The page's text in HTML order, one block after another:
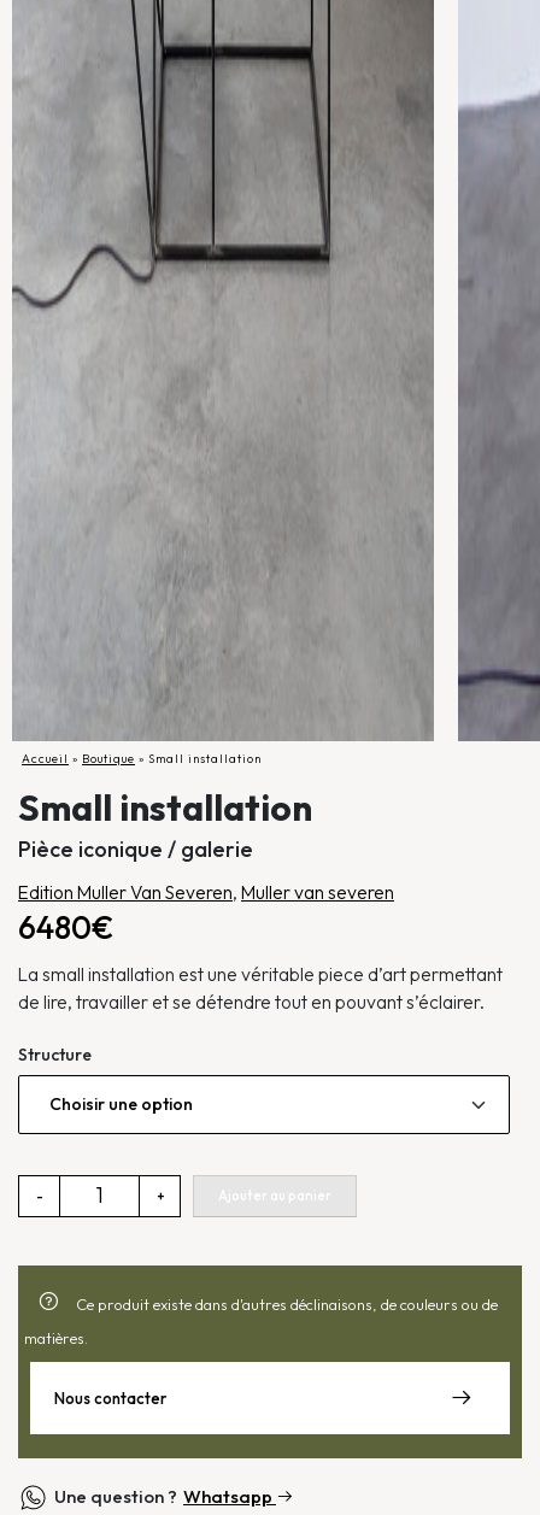
Accueil » Boutique » Small installation
Small installation
Pièce iconique / galerie
Edition Muller Van Severen, Muller van severen
6480€
La small installation est une véritable piece d’art permettant
de lire, travailler et se détendre tout en pouvant s’éclairer.
Structure
-
quantité
de
installation
+ Ajouter au panier
Ce produit existe dans d'autres déclinaisons, de couleurs ou de
matières.
Nous contacter
Une question ? Whatsapp